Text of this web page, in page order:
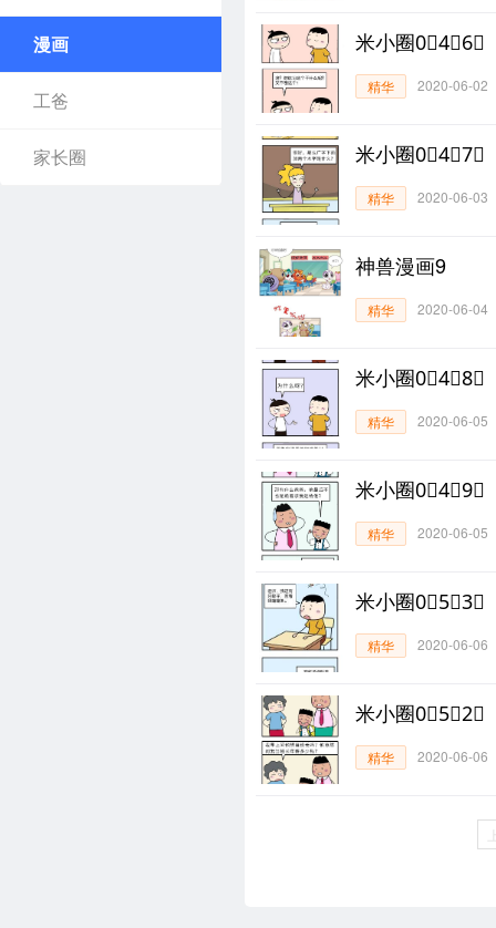
漫画
工爸
家长圈
米小圈0⃣4⃣6⃣
精华 2020-06-02
米小圈0⃣4⃣7⃣
精华 2020-06-03
神兽漫画9
精华 2020-06-04
米小圈0⃣4⃣8⃣
精华 2020-06-05
米小圈0⃣4⃣9⃣
精华 2020-06-05
米小圈0⃣5⃣3⃣
精华 2020-06-06
米小圈0⃣5⃣2⃣
精华 2020-06-06